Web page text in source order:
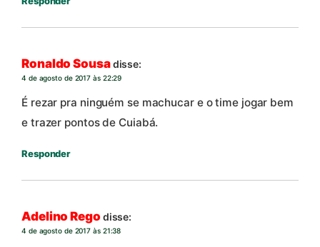
Ronaldo Sousadisse:
4 de agosto de 2017 às 22:29
É rezar pra ninguém se machucar e o time jogar bem
e trazer pontos de Cuiabá.
Responder
Adelino Rego disse:
4 de agosto de 2017 às 21:38